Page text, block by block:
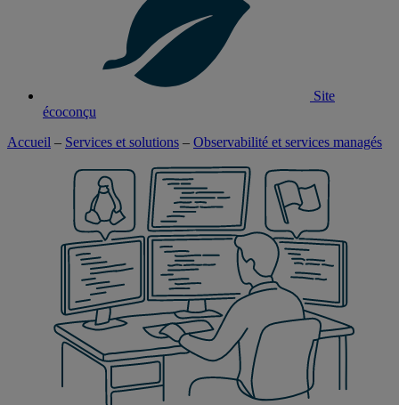
Site
écoconçu
Accueil – Services et solutions – Observabilité et services managés